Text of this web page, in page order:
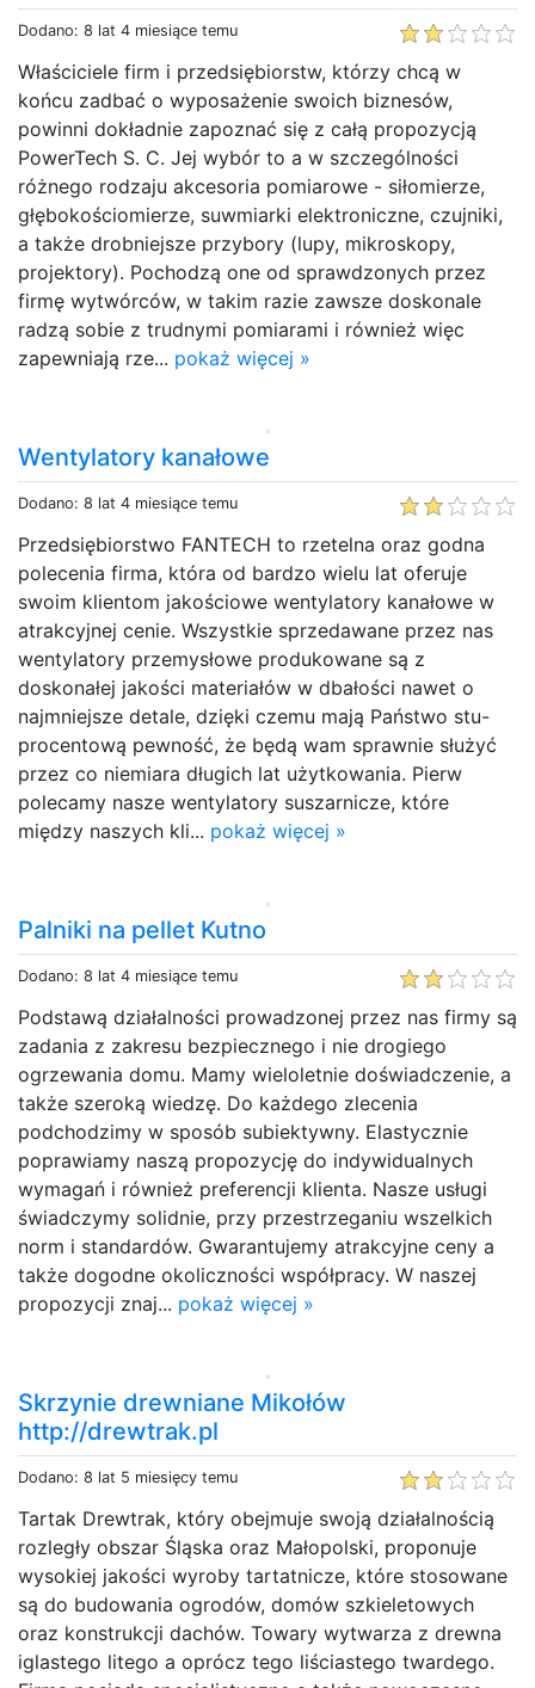
Dodano: 8 lat 4 miesiące temu
Właściciele firm i przedsiębiorstw, którzy chcą w
końcu zadbać o wyposażenie swoich biznesów,
powinni dokładnie zapoznać się z całą propozycją
PowerTech S. C. Jej wybór to a w szczególności
różnego rodzaju akcesoria pomiarowe - siłomierze,
głębokościomierze, suwmiarki elektroniczne, czujniki,
a także drobniejsze przybory (lupy, mikroskopy,
projektory). Pochodzą one od sprawdzonych przez
firmę wytwórców, w takim razie zawsze doskonale
radzą sobie z trudnymi pomiarami i również więc
zapewniają rze... pokaż więcej »
Wentylatory kanałowe
Dodano: 8 lat 4 miesiące temu
Przedsiębiorstwo FANTECH to rzetelna oraz godna
polecenia firma, która od bardzo wielu lat oferuje
swoim klientom jakościowe wentylatory kanałowe w
atrakcyjnej cenie. Wszystkie sprzedawane przez nas
wentylatory przemysłowe produkowane są z
doskonałej jakości materiałów w dbałości nawet o
najmniejsze detale, dzięki czemu mają Państwo stu-
procentową pewność, że będą wam sprawnie służyć
przez co niemiara długich lat użytkowania. Pierw
polecamy nasze wentylatory suszarnicze, które
między naszych kli... pokaż więcej »
Palniki na pellet Kutno
Dodano: 8 lat 4 miesiące temu
Podstawą działalności prowadzonej przez nas firmy są
zadania z zakresu bezpiecznego i nie drogiego
ogrzewania domu. Mamy wieloletnie doświadczenie, a
także szeroką wiedzę. Do każdego zlecenia
podchodzimy w sposób subiektywny. Elastycznie
poprawiamy naszą propozycję do indywidualnych
wymagań i również preferencji klienta. Nasze usługi
świadczymy solidnie, przy przestrzeganiu wszelkich
norm i standardów. Gwarantujemy atrakcyjne ceny a
także dogodne okoliczności współpracy. W naszej
propozycji znaj... pokaż więcej »
Skrzynie drewniane Mikołów
http://drewtrak.pl
Dodano: 8 lat 5 miesięcy temu
Tartak Drewtrak, który obejmuje swoją działalnością
rozległy obszar Śląska oraz Małopolski, proponuje
wysokiej jakości wyroby tartatnicze, które stosowane
są do budowania ogrodów, domów szkieletowych
oraz konstrukcji dachów. Towary wytwarza z drewna
iglastego litego a oprócz tego liściastego twardego.